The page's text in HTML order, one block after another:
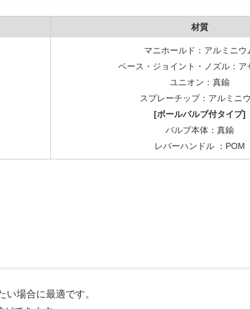
材質
マニホールド：アルミニウ
ベース・ジョイント・ノズル：ア
ユニオン：真鍮
スプレーチップ：アルミニ
[ボールバルブ付タイプ]
バルブ本体：真鍮
レバーハンドル ：POM
場合に最適です。